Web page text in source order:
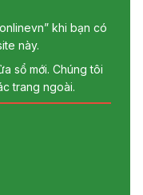
khi bạn có
này.
sổ mới. Chúng tôi
trang ngoài.